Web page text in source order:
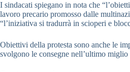
I sindacati spiegano in nota che
lavoro precario promosso dalle
“l’iniziativa si tradurrà in scioperi e
Obiettivi della protesta sono anche le
svolgono le consegne nell’ultimo